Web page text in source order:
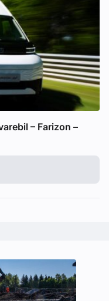
– Farizon –